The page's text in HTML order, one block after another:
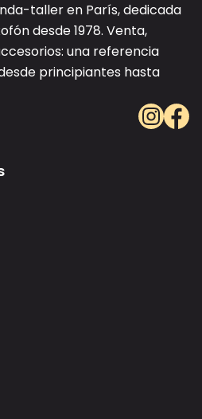
taller en París, dedicada
desde 1978. Venta,
una referencia
principiantes hasta